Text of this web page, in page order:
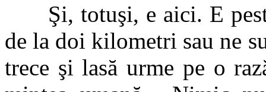
Şi, totuşi, e aici. E
de la doi kilometri sau ne
trece şi lasă urme pe o